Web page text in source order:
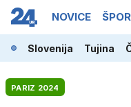
NOVICE
Slovenija Tujina
PARIZ 2024